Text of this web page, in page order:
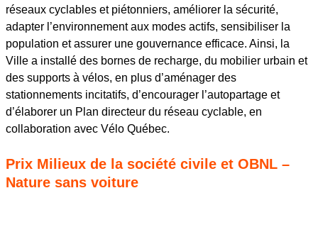
réseaux cyclables et piétonniers, améliorer la sécurité,
adapter l’environnement aux modes actifs, sensibiliser la
population et assurer une gouvernance efficace. Ainsi, la
Ville a installé des bornes de recharge, du mobilier urbain et
des supports à vélos, en plus d’aménager des
stationnements incitatifs, d’encourager l’autopartage et
d’élaborer un Plan directeur du réseau cyclable, en
collaboration avec Vélo Québec.
Prix Milieux de la société civile et OBNL –
Nature sans voiture